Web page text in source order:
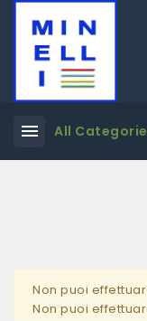
menu All
Non puoi
Non puoi